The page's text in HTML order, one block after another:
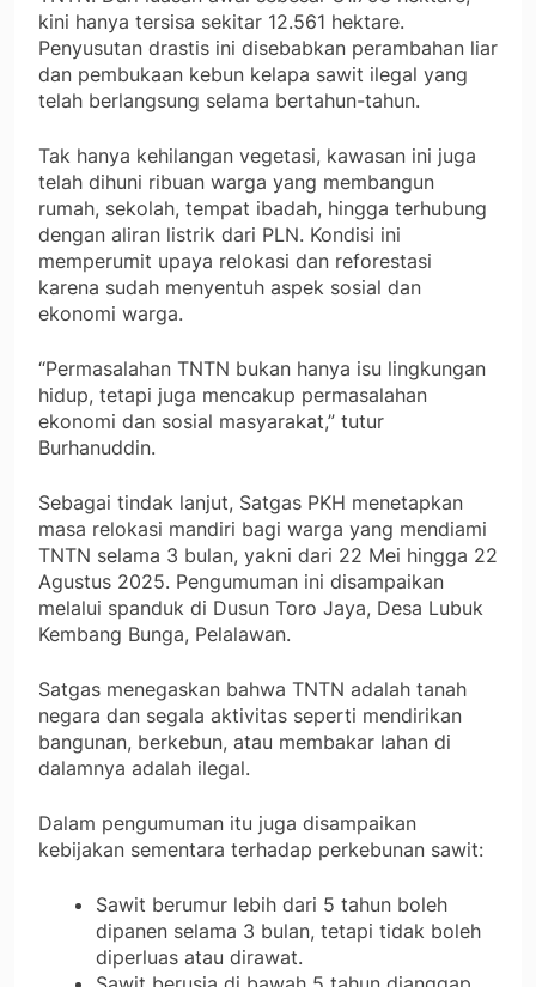
kini hanya tersisa sekitar 12.561 hektare.
Penyusutan drastis ini disebabkan perambahan liar
dan pembukaan kebun kelapa sawit ilegal yang
telah berlangsung selama bertahun-tahun.
Tak hanya kehilangan vegetasi, kawasan ini juga
telah dihuni ribuan warga yang membangun
rumah, sekolah, tempat ibadah, hingga terhubung
dengan aliran listrik dari PLN. Kondisi ini
memperumit upaya relokasi dan reforestasi
karena sudah menyentuh aspek sosial dan
ekonomi warga.
“Permasalahan TNTN bukan hanya isu lingkungan
hidup, tetapi juga mencakup permasalahan
ekonomi dan sosial masyarakat,” tutur
Burhanuddin.
Sebagai tindak lanjut, Satgas PKH menetapkan
masa relokasi mandiri bagi warga yang mendiami
TNTN selama 3 bulan, yakni dari 22 Mei hingga 22
Agustus 2025. Pengumuman ini disampaikan
melalui spanduk di Dusun Toro Jaya, Desa Lubuk
Kembang Bunga, Pelalawan.
Satgas menegaskan bahwa TNTN adalah tanah
negara dan segala aktivitas seperti mendirikan
bangunan, berkebun, atau membakar lahan di
dalamnya adalah ilegal.
Dalam pengumuman itu juga disampaikan
kebijakan sementara terhadap perkebunan sawit:
Sawit berumur lebih dari 5 tahun boleh
dipanen selama 3 bulan, tetapi tidak boleh
diperluas atau dirawat.